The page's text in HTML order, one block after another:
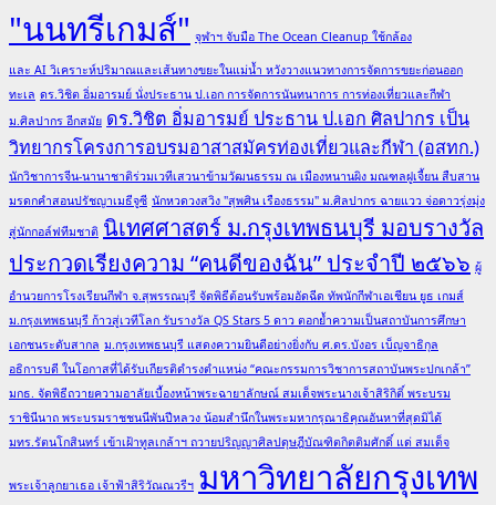
"นนทรีเกมส์" จุฬาฯ จับมือ The Ocean Cleanup ใช้กล้อง
และ AI วิเคราะห์ปริมาณและเส้นทางขยะในแม่น้ำ หวังวางแนวทางการจัดการขยะก่อนออก
ทะเล ดร.วิชิต อิ่มอารมย์ นั่งประธาน ป.เอก การจัดการนันทนาการ การท่องเที่ยวและกีฬา
ม.ศิลปากร อีกสมัย ดร.วิชิต อิ่มอารมย์ ประธาน ป.เอก ศิลปากร เป็น
วิทยากรโครงการอบรมอาสาสมัครท่องเที่ยวและกีฬา (อสทก.)
นักวิชาการจีน-นานาชาติร่วมเวทีเสวนาข้ามวัฒนธรรม ณ เมืองหนานผิง มณฑลฝูเจี้ยน สืบสาน
มรดกคำสอนปรัชญาเมธีจูซี นักหวดวงสวิง "สุพศิน เรืองธรรม" ม.ศิลปากร ฉายแวว จ่อดาวรุ่งมุ่ง
สู่นักกอล์ฟทีมชาติ นิเทศศาสตร์ ม.กรุงเทพธนบุรี มอบรางวัล
ประกวดเรียงความ “คนดีของฉัน” ประจำปี ๒๕๖๖ ผู้
อำนวยการโรงเรียนกีฬา จ.สุพรรณบุรี จัดพิธีต้อนรับพร้อมอัดฉีด ทัพนักกีฬาเอเชียน ยูธ เกมส์
ม.กรุงเทพธนบุรี ก้าวสู่เวทีโลก รับรางวัล QS Stars 5 ดาว ตอกย้ำความเป็นสถาบันการศึกษา
เอกชนระดับสากล ม.กรุงเทพธนบุรี แสดงความยินดีอย่างยิ่งกับ ศ.ดร.บังอร เบ็ญจาธิกุล
อธิการบดี ในโอกาสที่ได้รับเกียรติดำรงตำแหน่ง “คณะกรรมการวิชาการสถาบันพระปกเกล้า”
มกธ. จัดพิธีถวายความอาลัยเบื้องหน้าพระฉายาลักษณ์ สมเด็จพระนางเจ้าสิริกิติ์ พระบรม
ราชินีนาถ พระบรมราชชนนีพันปีหลวง น้อมสำนึกในพระมหากรุณาธิคุณอันหาที่สุดมิได้
มทร.รัตนโกสินทร์ เข้าเฝ้าทูลเกล้าฯ ถวายปริญญาศิลปดุษฎีบัณฑิตกิตติมศักดิ์ แด่ สมเด็จ
พระเจ้าลูกยาเธอ เจ้าฟ้าสิริวัณณวรีฯ มหาวิทยาลัยกรุงเทพ